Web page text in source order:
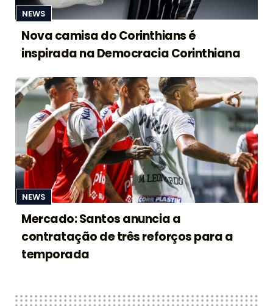
NEWS
Nova camisa do Corinthians é
inspirada na Democracia Corinthiana
NEWS
Mercado: Santos anuncia a
contratação de três reforços para a
temporada